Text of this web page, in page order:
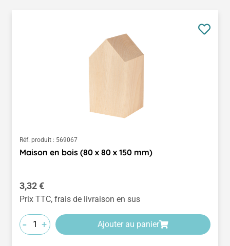
Réf. produit : 569067
Maison en bois (80 x 80 x 150 mm)
Prix régulier :
3,32 €
Prix TTC, frais de livraison en sus
- + Ajouter au panier